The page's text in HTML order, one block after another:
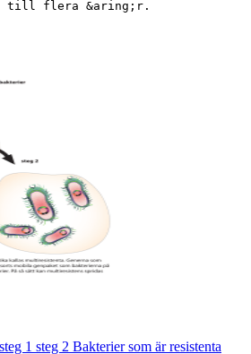
1 steg 2 Bakterier som är resistenta